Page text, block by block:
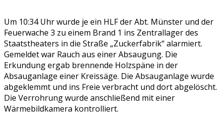
Um 10:34 Uhr wurde je ein HLF der Abt. Münster und der
Feuerwache 3 zu einem Brand 1 ins Zentrallager des
Staatstheaters in die Straße „Zuckerfabrik“ alarmiert.
Gemeldet war Rauch aus einer Absaugung. Die
Erkundung ergab brennende Holzspäne in der
Absauganlage einer Kreissäge. Die Absauganlage wurde
abgeklemmt und ins Freie verbracht und dort abgelöscht.
Die Verrohrung wurde anschließend mit einer
Wärmebildkamera kontrolliert.